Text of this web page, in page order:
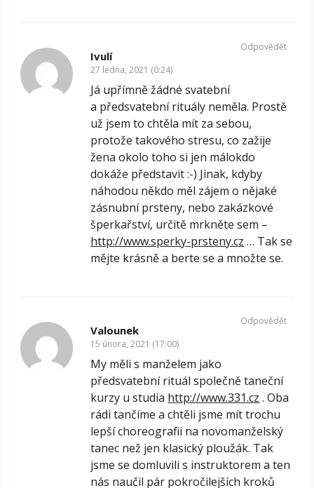
Ivulí
27 ledna, 2021 (0:24)
Já upřímně žádné svatební
a předsvatební rituály neměla. Prostě
už jsem to chtěla mít za sebou,
protože takového stresu, co zažije
žena okolo toho si jen málokdo
dokáže představit :-) Jinak, kdyby
náhodou někdo měl zájem o nějaké
zásnubní prsteny, nebo zakázkové
šperkařství, určitě mrkněte sem –
http://www.sperky-prsteny.cz … Tak se
mějte krásně a berte se a množte se.
Odpovědět
Valounek
15 února, 2021 (17:00)
My měli s manželem jako
předsvatební rituál společně taneční
kurzy u studia http://www.331.cz . Oba
rádi tančíme a chtěli jsme mít trochu
lepší choreografii na novomanželský
tanec než jen klasický ploužák. Tak
jsme se domluvili s instruktorem a ten
nás naučil pár pokročilejších kroků
Odpovědět